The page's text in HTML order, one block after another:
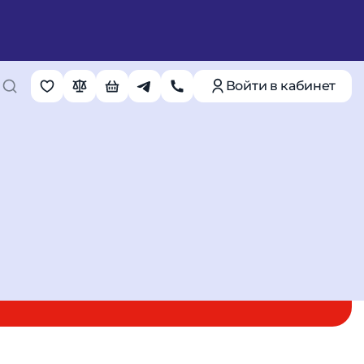
Войти в кабинет
(ГОСТ, синий)